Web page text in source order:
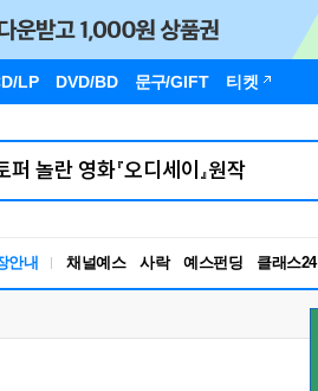
LP DVD/BD 문구/GIFT 티켓
안내 채널예스 사락 예스펀딩 클래스24